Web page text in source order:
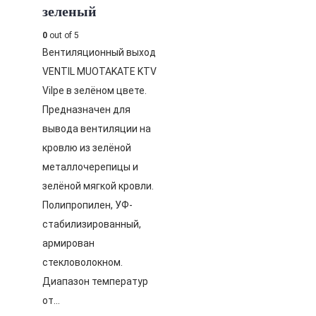
зеленый
0 out of 5
Вентиляционный выход
VENTIL MUOTAKATE KTV
Vilpe в зелёном цвете.
Предназначен для
вывода вентиляции на
кровлю из зелёной
металлочерепицы и
зелёной мягкой кровли.
Полипропилен, УФ-
стабилизированный,
армирован
стекловолокном.
Диапазон температур
от…